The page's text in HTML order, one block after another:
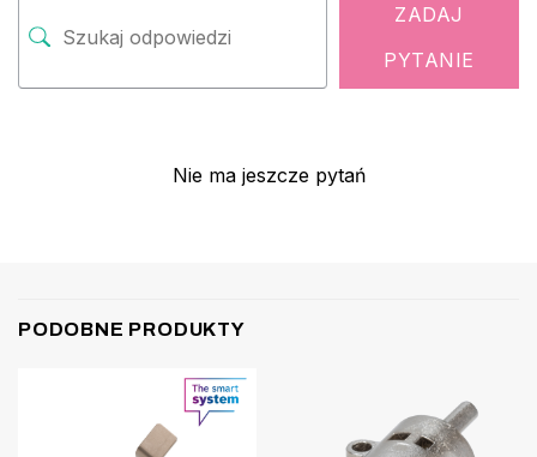
ZADAJ
PYTANIE
Nie ma jeszcze pytań
PODOBNE PRODUKTY